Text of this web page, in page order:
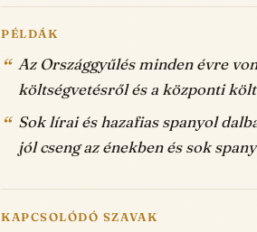
PÉLDÁK
Az Országgyűlés minden évre
költségvetésről és a központi
Sok lírai és hazafias spanyol
jól cseng az énekben és sok
KAPCSOLÓDÓ SZAVAK